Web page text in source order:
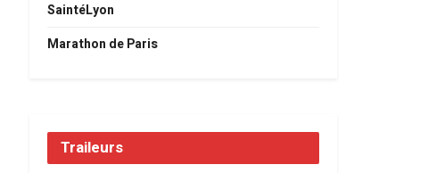
SaintéLyon
Marathon de Paris
Traileurs